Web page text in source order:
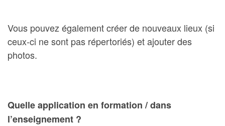
Vous pouvez également créer de nouveaux lieux (si
ceux-ci ne sont pas répertoriés) et ajouter des
photos.
Quelle application en formation / dans
l’enseignement ?